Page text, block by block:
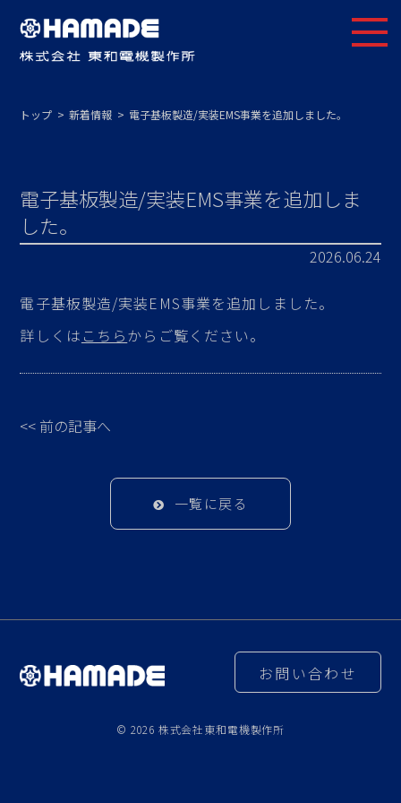
トップ 新着情報 電子基板製造/実装EMS事業を追加しました。
電子基板製造/実装EMS事業を追加しま
した。
2026.06.24
電子基板製造/実装EMS事業を追加しました。
詳しくは こちらからご覧ください。
<< 前の記事へ
一覧に戻る
お問い合わせ
© 2026 株式会社東和電機製作所